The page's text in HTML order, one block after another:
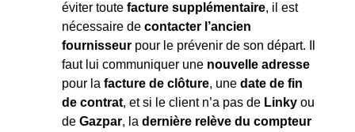
éviter toute facture supplémentaire, il est
nécessaire de contacter l’ancien
fournisseur pour le prévenir de son départ. Il
faut lui communiquer une nouvelle adresse
pour la facture de clôture, une date de fin
de contrat, et si le client n’a pas de Linky ou
de Gazpar, la dernière relève du compteur